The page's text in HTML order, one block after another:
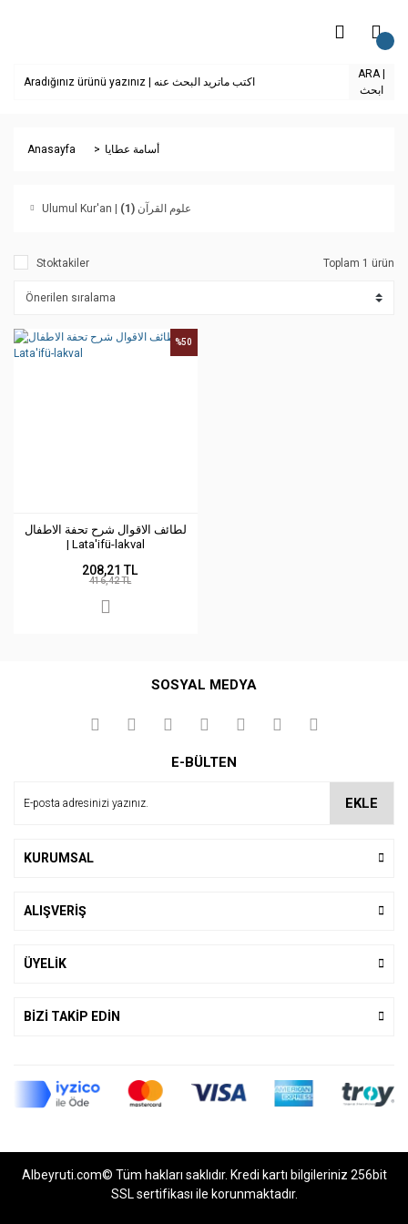
ARA |
ابحث
Anasayfa أسامة عطايا
Ulumul Kur'an | علوم القرآن(1)
Stoktakiler Toplam 1 ürün
لطائف الاقوال شرح تحفة الاطفال
| Lata'ifü-lakval
%50
208,21 TL
416,42 TL
SOSYAL MEDYA
E-BÜLTEN
EKLE
KURUMSAL
ALIŞVERİŞ
ÜYELİK
BİZİ TAKİP EDİN
Albeyruti.com© Tüm hakları saklıdır. Kredi kartı bilgileriniz 256bit
SSL sertifikası ile korunmaktadır.